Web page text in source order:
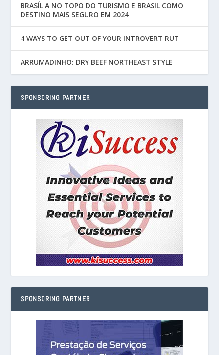
BRASÍLIA NO TOPO DO TURISMO E BRASIL COMO
DESTINO MAIS SEGURO EM 2024
4 WAYS TO GET OUT OF YOUR INTROVERT RUT
ARRUMADINHO: DRY BEEF NORTHEAST STYLE
SPONSORING PARTNER
SPONSORING PARTNER